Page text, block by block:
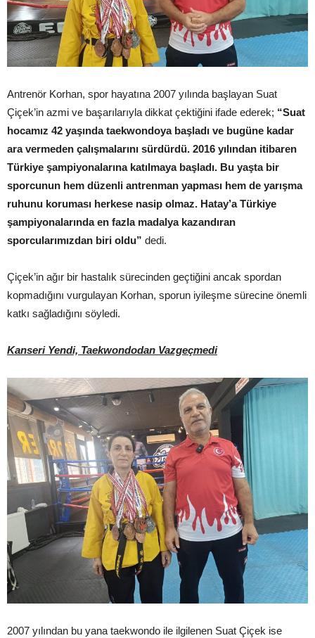
Antrenör Korhan, spor hayatına 2007 yılında başlayan Suat
Çiçek’in azmi ve başarılarıyla dikkat çektiğini ifade ederek; “Suat
hocamız 42 yaşında taekwondoya başladı ve bugüne kadar
ara vermeden çalışmalarını sürdürdü. 2016 yılından itibaren
Türkiye şampiyonalarına katılmaya başladı. Bu yaşta bir
sporcunun hem düzenli antrenman yapması hem de yarışma
ruhunu koruması herkese nasip olmaz. Hatay’a Türkiye
şampiyonalarında en fazla madalya kazandıran
sporcularımızdan biri oldu” dedi.
Çiçek’in ağır bir hastalık sürecinden geçtiğini ancak spordan
kopmadığını vurgulayan Korhan, sporun iyileşme sürecine önemli
katkı sağladığını söyledi.
Kanseri Yendi, Taekwondodan Vazgeçmedi
2007 yılından bu yana taekwondo ile ilgilenen Suat Çiçek ise